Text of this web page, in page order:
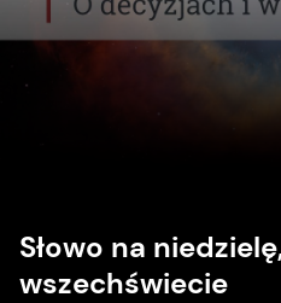
Słowo na
wszechświecie